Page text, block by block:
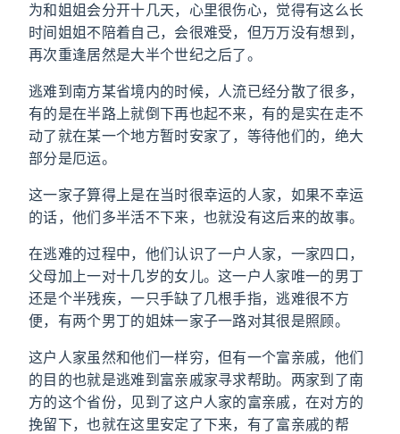
为和姐姐会分开十几天，心里很伤心，觉得有这么长
时间姐姐不陪着自己，会很难受，但万万没有想到，
再次重逢居然是大半个世纪之后了。
逃难到南方某省境内的时候，人流已经分散了很多，
有的是在半路上就倒下再也起不来，有的是实在走不
动了就在某一个地方暂时安家了，等待他们的，绝大
部分是厄运。
这一家子算得上是在当时很幸运的人家，如果不幸运
的话，他们多半活不下来，也就没有这后来的故事。
在逃难的过程中，他们认识了一户人家，一家四口，
父母加上一对十几岁的女儿。这一户人家唯一的男丁
还是个半残疾，一只手缺了几根手指，逃难很不方
便，有两个男丁的姐妹一家子一路对其很是照顾。
这户人家虽然和他们一样穷，但有一个富亲戚，他们
的目的也就是逃难到富亲戚家寻求帮助。两家到了南
方的这个省份，见到了这户人家的富亲戚，在对方的
挽留下，也就在这里安定了下来，有了富亲戚的帮